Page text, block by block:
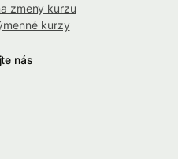
zmeny kurzu
kurzy
nás